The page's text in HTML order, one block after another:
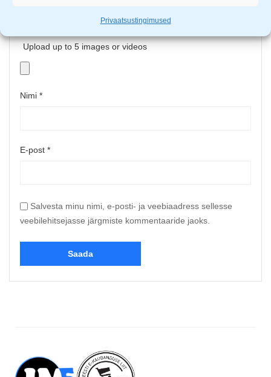
Privaatsustingimused
Upload up to 5 images or videos
Nimi *
E-post *
Salvesta minu nimi, e-posti- ja veebiaadress sellesse
veebilehitsejasse järgmiste kommentaaride jaoks.